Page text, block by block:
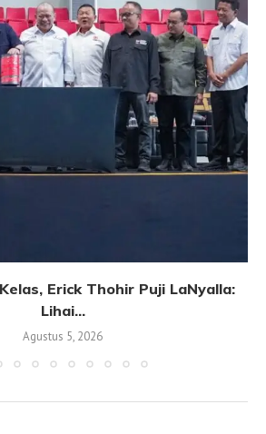
Erick Thohir Puji LaNyalla:
Lihai...
Agustus 5, 2026